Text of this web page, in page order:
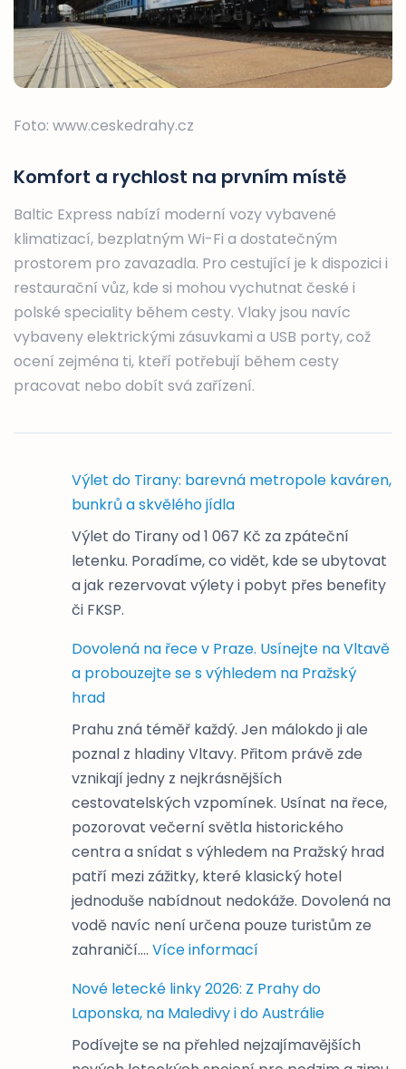
Foto: www.ceskedrahy.cz
Komfort a rychlost na prvním místě
Baltic Express nabízí moderní vozy vybavené
klimatizací, bezplatným Wi-Fi a dostatečným
prostorem pro zavazadla. Pro cestující je k dispozici i
restaurační vůz, kde si mohou vychutnat české i
polské speciality během cesty. Vlaky jsou navíc
vybaveny elektrickými zásuvkami a USB porty, což
ocení zejména ti, kteří potřebují během cesty
pracovat nebo dobít svá zařízení.
Výlet do Tirany: barevná metropole kaváren,
bunkrů a skvělého jídla
Výlet do Tirany od 1 067 Kč za zpáteční
letenku. Poradíme, co vidět, kde se ubytovat
a jak rezervovat výlety i pobyt přes benefity
či FKSP.
Dovolená na řece v Praze. Usínejte na Vltavě
a probouzejte se s výhledem na Pražský
hrad
Prahu zná téměř každý. Jen málokdo ji ale
poznal z hladiny Vltavy. Přitom právě zde
vznikají jedny z nejkrásnějších
cestovatelských vzpomínek. Usínat na řece,
pozorovat večerní světla historického
centra a snídat s výhledem na Pražský hrad
patří mezi zážitky, které klasický hotel
jednoduše nabídnout nedokáže. Dovolená na
vodě navíc není určena pouze turistům ze
zahraničí.… Více informací:
na
řece
v
Nové letecké linky 2026: Z Prahy do
Laponska, na Maledivy i do Austrálie
Podívejte se na přehled nejzajímavějších